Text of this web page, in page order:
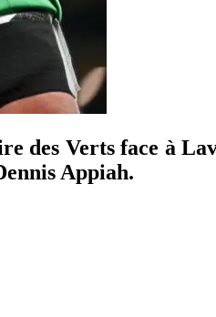
des Verts face à
Appiah.